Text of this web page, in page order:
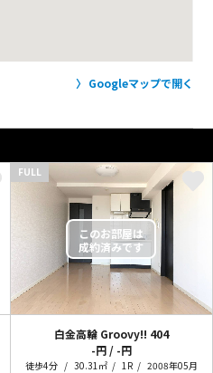
Googleマップで開く
FULL
白金高輪 Groovy!! 404
-円 / -円
徒歩4分 30.31㎡ 1R 2008年05月